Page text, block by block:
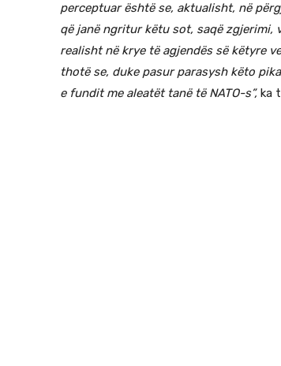
perceptuar është se, aktualisht, në
që janë ngritur këtu sot, saqë zgjerimi,
realisht në krye të agjendës së këtyre
thotë se, duke pasur parasysh këto
e fundit me aleatët tanë të NATO-s”, ka